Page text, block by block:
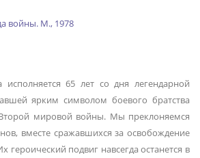
войны. М., 1978
исполняется 65 лет со дня легендарной
ярким символом боевого братства
мировой войны. Мы преклоняемся
вместе сражавшихся за освобождение
подвиг навсегда останется в